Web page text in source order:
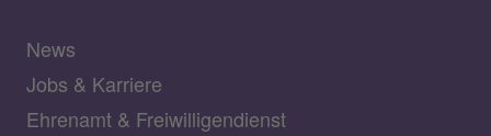
News
Jobs & Karriere
Ehrenamt & Freiwilligendienst